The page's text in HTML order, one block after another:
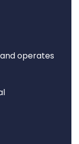
and operates